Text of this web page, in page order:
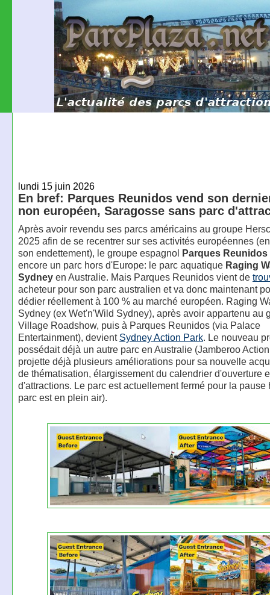
lundi 15 juin 2026
En bref: Parques Reunidos vend son
non européen, Saragosse sans parc
Après avoir revendu ses parcs américains au groupe
2025 afin de se recentrer sur ses activités européennes
son endettement), le groupe espagnol Parques Reunidos
encore un parc hors d'Europe: le parc aquatique Raging
Sydneyen Australie. Mais Parques Reunidos vient de
acheteur pour son parc australien et va donc maintenant
dédier réellement à 100 % au marché européen. Raging
Sydney (ex Wet'n'Wild Sydney), après avoir appartenu au
Village Roadshow, puis à Parques Reunidos (via Palace
Entertainment), devient Sydney Action Park. Le nouveau
possédait déjà un autre parc en Australie (Jamberoo
projette déjà plusieurs améliorations pour sa nouvelle
de thématisation, élargissement du calendrier d'ouverture
d'attractions. Le parc est actuellement fermé pour la pause
parc est en plein air).